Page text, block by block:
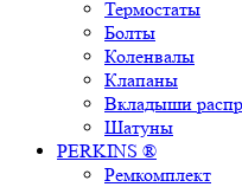
Термостаты
Болты
Коленвалы
Клапаны
Вкладыши
Шатуны
PERKINS ®
Ремкомплект